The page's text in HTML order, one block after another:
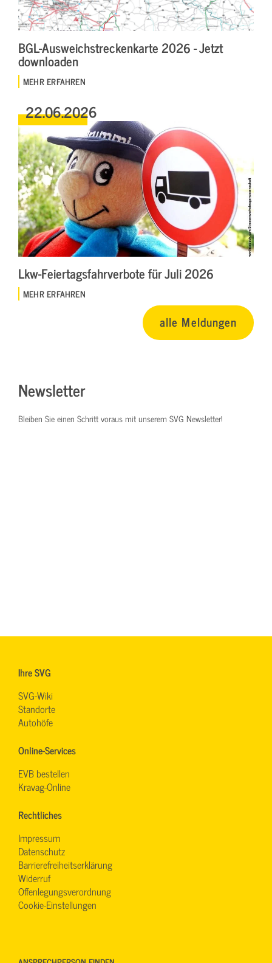
BGL-Ausweichstreckenkarte 2026 - Jetzt
downloaden
MEHR ERFAHREN
22.06.2026
Lkw-Feiertagsfahrverbote für Juli 2026
MEHR ERFAHREN
alle Meldungen
Newsletter
Bleiben Sie einen Schritt voraus mit unserem SVG Newsletter!
Ihre SVG
SVG-Wiki
Standorte
Autohöfe
Online-Services
EVB bestellen
Kravag-Online
Rechtliches
Impressum
Datenschutz
Barrierefreiheitserklärung
Widerruf
Offenlegungsverordnung
Cookie-Einstellungen